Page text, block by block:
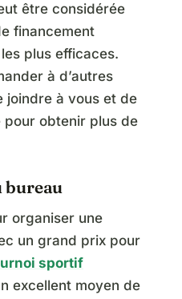
être considérée
financement
plus efficaces.
à d’autres
joindre à vous et de
obtenir plus de
bureau
organiser une
un grand prix pour
sportif
excellent moyen de